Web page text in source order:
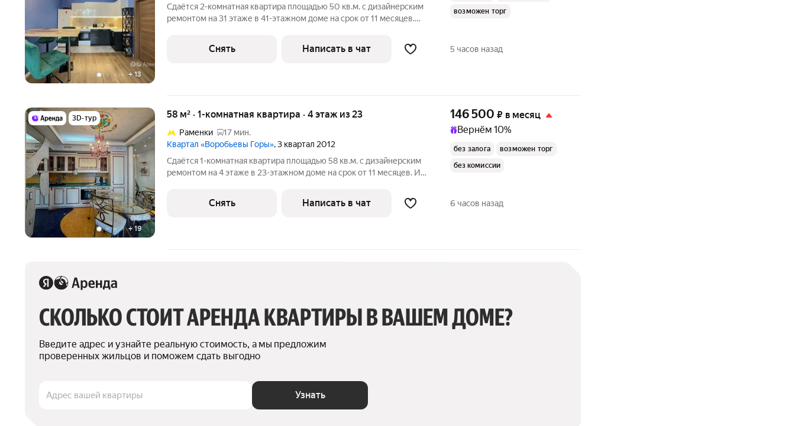
+13
Сдаётся 2-комнатная квартира площадью 50 кв.м. с дизайнерским
ремонтом на 31 этаже в 41-этажном доме на срок от 11 месяцев.
возможен торг
Снять Написать в чат 5 часов назад
3D-тур
+ 19
58 м² · 1-комнатная квартира · 4 этаж из 23
Раменки
17 мин.
Квартал «Воробьевы Горы», 3 квартал 2012
Сдаётся 1-комнатная квартира площадью 58 кв.м. с дизайнерским
ремонтом на 4 этаже в 23-этажном доме на срок от 11 месяцев. Из
Кондиционер
146 500 ₽ в месяц
Вернём 10%
без залога
возможен торг
без комиссии
Снять Написать в чат 6 часов назад
СКОЛЬКО СТОИТ АРЕНДА КВАРТИРЫ В ВАШЕМ ДОМЕ?
Введите адрес и узнайте реальную стоимость, а мы предложим
проверенных жильцов и поможем сдать выгодно
Адрес вашей квартиры Узнать